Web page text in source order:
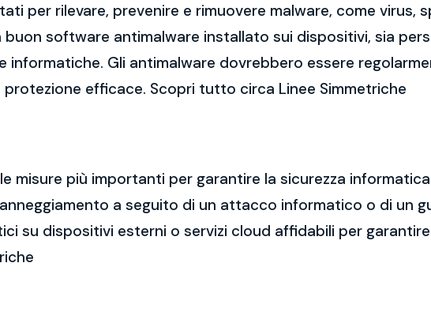
per rilevare, prevenire e rimuovere malware, come virus,
software antimalware installato sui dispositivi, sia
informatiche. Gli antimalware dovrebbero essere
efficace. Scopri tutto circa Linee Simmetriche
misure più importanti per garantire la sicurezza
a seguito di un attacco informatico o di un
su dispositivi esterni o servizi cloud affidabili per